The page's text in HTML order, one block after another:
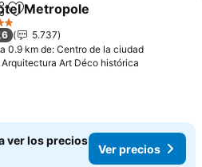
Añadir a favoritos
Metropole
5.737
a 0.9 km de: Centro de la ciudad
Arquitectura Art Déco histórica
ver los precios
Ver precios